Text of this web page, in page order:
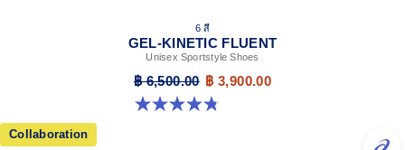
6 สี
GEL-KINETIC FLUENT
Unisex Sportstyle Shoes
฿ 6,500.00 ฿ 3,900.00
4.8 จาก 5 ดาว 104 รีวิว
Collaboration